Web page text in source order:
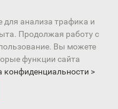
206-97-01
иTelegram
для анализа трафика и
Продолжая работу с
Вы можете
функции сайта
конфиденциальности >